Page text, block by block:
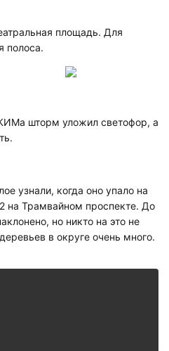
площадь. Для
полоса.
шторм уложил светофор, а
узнали, когда оно упало на
на Трамвайном проспекте. До
но никто на это не
в округе очень много.